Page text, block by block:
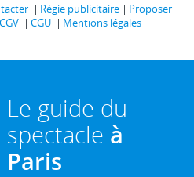
Régie publicitaire
Proposer
CGV CGU
Mentions légales
Le guide du
spectacle à
Paris